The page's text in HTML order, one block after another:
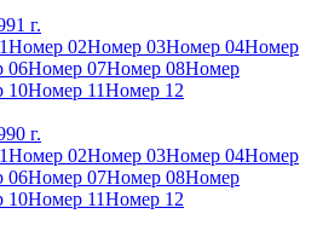
г.
Номер 02Номер 03Номер 04Номер
06Номер 07Номер 08Номер
10Номер 11Номер 12
г.
Номер 02Номер 03Номер 04Номер
06Номер 07Номер 08Номер
10Номер 11Номер 12